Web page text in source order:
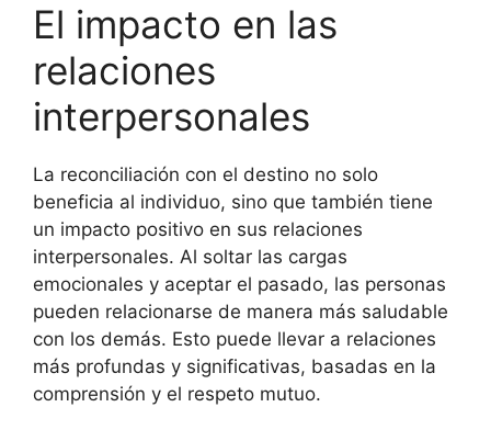
El impacto en las
relaciones
interpersonales
La reconciliación con el destino no solo
beneficia al individuo, sino que también tiene
un impacto positivo en sus relaciones
interpersonales. Al soltar las cargas
emocionales y aceptar el pasado, las personas
pueden relacionarse de manera más saludable
con los demás. Esto puede llevar a relaciones
más profundas y significativas, basadas en la
comprensión y el respeto mutuo.